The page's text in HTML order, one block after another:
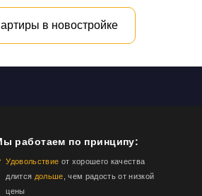
в новостройке
работаем по принципу:
Удовольствие от хорошего качества
длится дольше , чем радость от низкой
цены